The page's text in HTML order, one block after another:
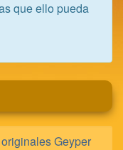
que ello pueda
Geyper